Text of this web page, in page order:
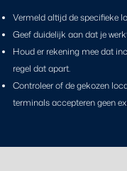
Vermeld altijd de specifieke
Geef duidelijk aan dat je
Houd er rekening mee dat
regel dat apart.
Controleer of de gekozen
terminals accepteren geen